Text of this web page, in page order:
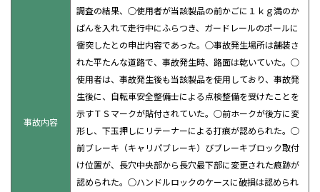
事故内容
調査の結果、○使用者が当該製品の前かごに１ｋｇ満のか
ばんを入れて走行中にふらつき、ガードレールのポールに
衝突したとの申出内容であった。○事故発生場所は舗装さ
れた平たんな道路で、事故発生時、路面は乾いていた。○
使用者は、事故発生後も当該製品を使用しており、事故発
生後に、自転車安全整備士による点検整備を受けたことを
示すＴＳマークが貼付されていた。○前ホークが後方に変
形し、下玉押しにリテーナーによる打痕が認められた。○
前ブレーキ（キャリパブレーキ）びブレーキブロック取付
け位置が、長穴中央部から長穴最下部に変更された痕跡が
認められた。○ハンドルロックのケースに破損は認められ